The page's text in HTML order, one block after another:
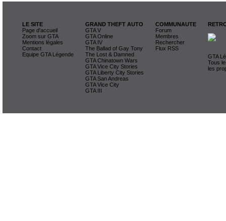
LE SITE
Page d'accueil
Zoom sur GTA
Mentions légales
Contact
Equipe GTA Légende
GRAND THEFT AUTO
GTA V
GTA Online
GTA IV
The Ballad of Gay Tony
The Lost & Damned
GTA Chinatown Wars
GTA Vice City Stories
GTA Liberty City Stories
GTA San Andreas
GTA Vice City
GTA III
COMMUNAUTE
Forum
Membres
Rechercher
Flux RSS
GTA
Tous
les